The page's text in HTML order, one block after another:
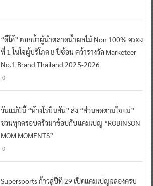
“ดีโด้” ตอกย้ำผู้นำตลาดน้ำผลไม้ Non 100% ครอง
ที่ 1 ในใจผู้บริโภค 8 ปีซ้อน คว้ารางวัล Marketeer
No.1 Brand Thailand 2025-2026
0
วันแม่ปีนี้ “ห้างโรบินสัน” ส่ง “ส่วนลดตามใจแม่”
ชวนทุกครอบครัวมาช้อปกับแคมเปญ “ROBINSON
MOM MOMENTS”
0
Supersports ก้าวสู่ปีที่ 29 เปิดแคมเปญฉลองครบ